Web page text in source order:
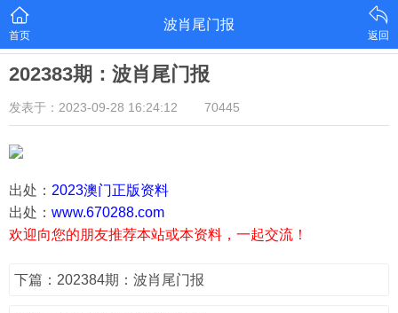
首页
波肖尾门报
返回
202383期：波肖尾门报
发表于：2023-09-28 16:24:12 70445
出处： 2023澳门正版资料
出处： www.670288.com
欢迎向您的朋友推荐本站或本资料，一起交流！
下篇：202384期：波肖尾门报